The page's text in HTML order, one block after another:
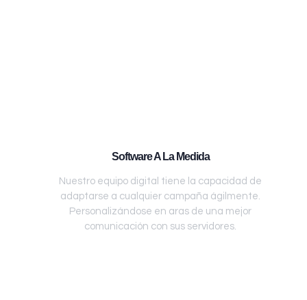
Software A La Medida
Nuestro equipo digital tiene la capacidad de
adaptarse a cualquier campaña ágilmente.
Personalizándose en aras de una mejor
comunicación con sus servidores.